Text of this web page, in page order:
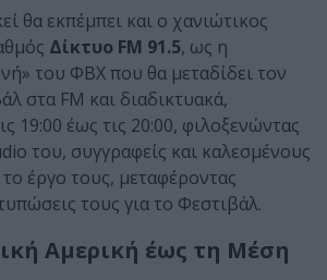
θα εκπέμπει και ο χανιώτικος
Δίκτυο FM 91.5, ως η
του ΦΒΧ που θα μεταδίδει τον
στα FM και διαδικτυακά,
19:00 έως τις 20:00, φιλοξενώντας
του, συγγραφείς και καλεσμένους
έργο τους, μεταφέροντας
τους για το Φεστιβάλ.
Αμερική έως τη Μέση